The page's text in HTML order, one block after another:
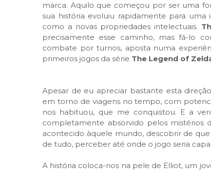
marca. Aquilo que começou por ser uma
sua história evoluiu rapidamente para
como a novas propriedades intelectuais.
precisamente esse caminho, mas fá-lo
combate por turnos, aposta numa
primeiros jogos da série The Legend of
Apesar de eu apreciar bastante esta
em torno de viagens no tempo, com
nos habituou, que me conquistou. E a
completamente absorvido pelos mistérios
acontecido àquele mundo, descobrir de
de tudo, perceber até onde o jogo seria
A história coloca-nos na pele de Elliot, um